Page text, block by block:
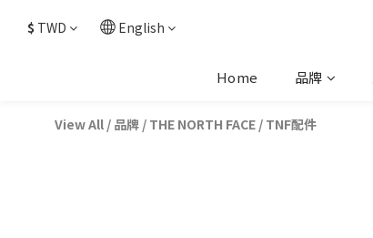
$ TWD English
Home 品牌
View All / 品牌 / THE NORTH FACE / TNF配件